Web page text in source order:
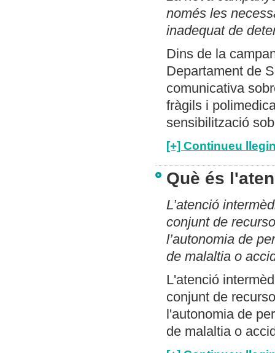
només les
inadequat de
Dins de la
Departament de
comunicativa
fràgils i
sensibilització
[+] Continueu
Què és
L’atenció
conjunt de
l’autonomia de
de malaltia o
L'atenció
conjunt de
l'autonomia de
de malaltia o